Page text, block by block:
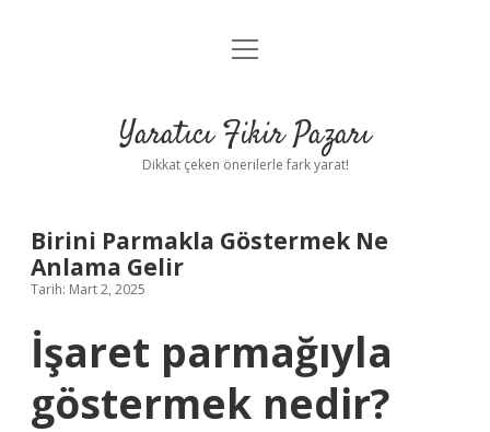
Anasayfa
Yasal Uyarı
menüyü
Yaratıcı Fikir Pazarı
Dikkat çeken önerilerle fark yarat!
Birini Parmakla Göstermek Ne
Anlama Gelir
Tarih: Mart 2, 2025
İşaret parmağıyla
göstermek nedir?